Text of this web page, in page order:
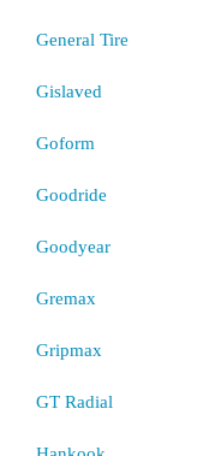
General Tire
Gislaved
Goform
Goodride
Goodyear
Gremax
Gripmax
GT Radial